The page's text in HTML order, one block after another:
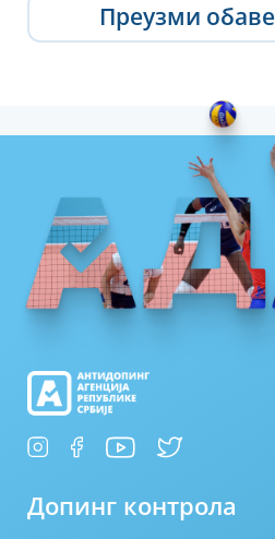
Преузми
Допинг контрола